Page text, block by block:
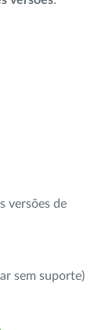
versões de
sem suporte)